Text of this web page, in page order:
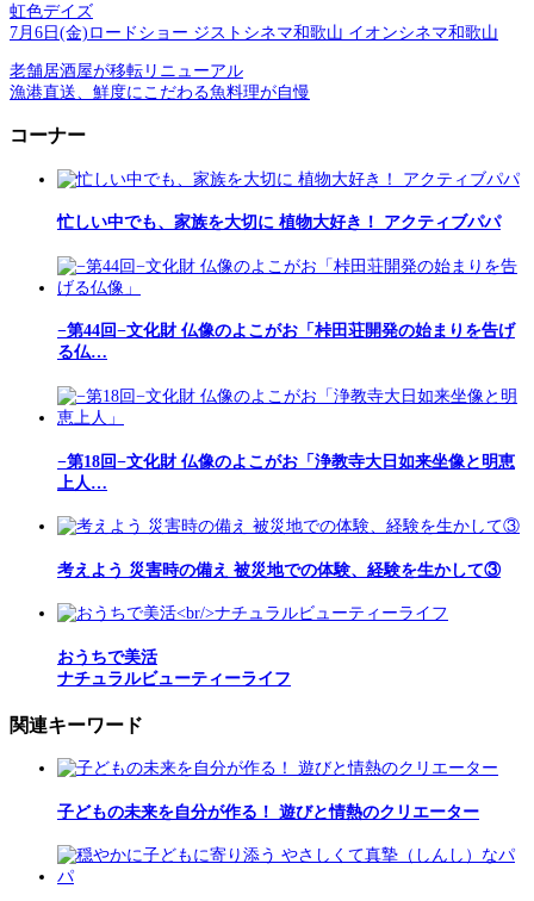
虹色デイズ
7月6日(金)ロードショー ジストシネマ和歌山 イオンシネマ和歌山
老舗居酒屋が移転リニューアル
漁港直送、鮮度にこだわる魚料理が自慢
コーナー
忙しい中でも、家族を大切に 植物大好き！ アクティブパパ
−第44回−文化財 仏像のよこがお「桛田荘開発の始まりを告げ
る仏…
−第18回−文化財 仏像のよこがお「浄教寺大日如来坐像と明恵
上人…
考えよう 災害時の備え 被災地での体験、経験を生かして③
おうちで美活
ナチュラルビューティーライフ
関連キーワード
子どもの未来を自分が作る！ 遊びと情熱のクリエーター